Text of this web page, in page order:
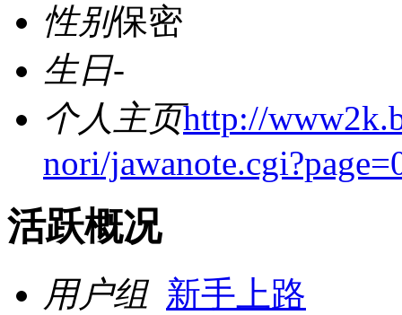
性别保密
生日-
个人主页http://
nori/
活跃概况
用户组 新手上路